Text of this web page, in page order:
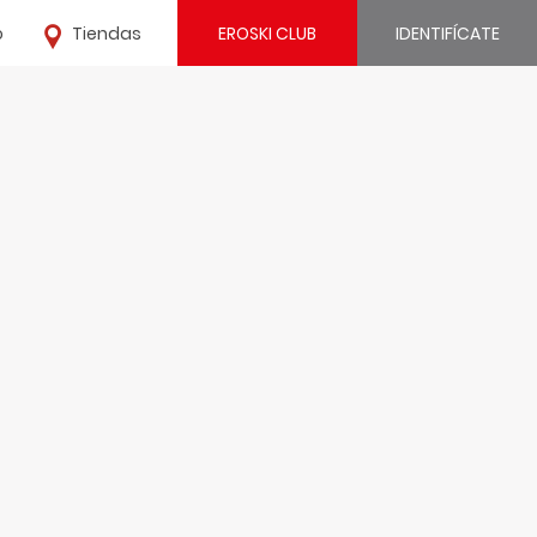
Tiendas EROSKI CLUB IDENTIFÍCATE